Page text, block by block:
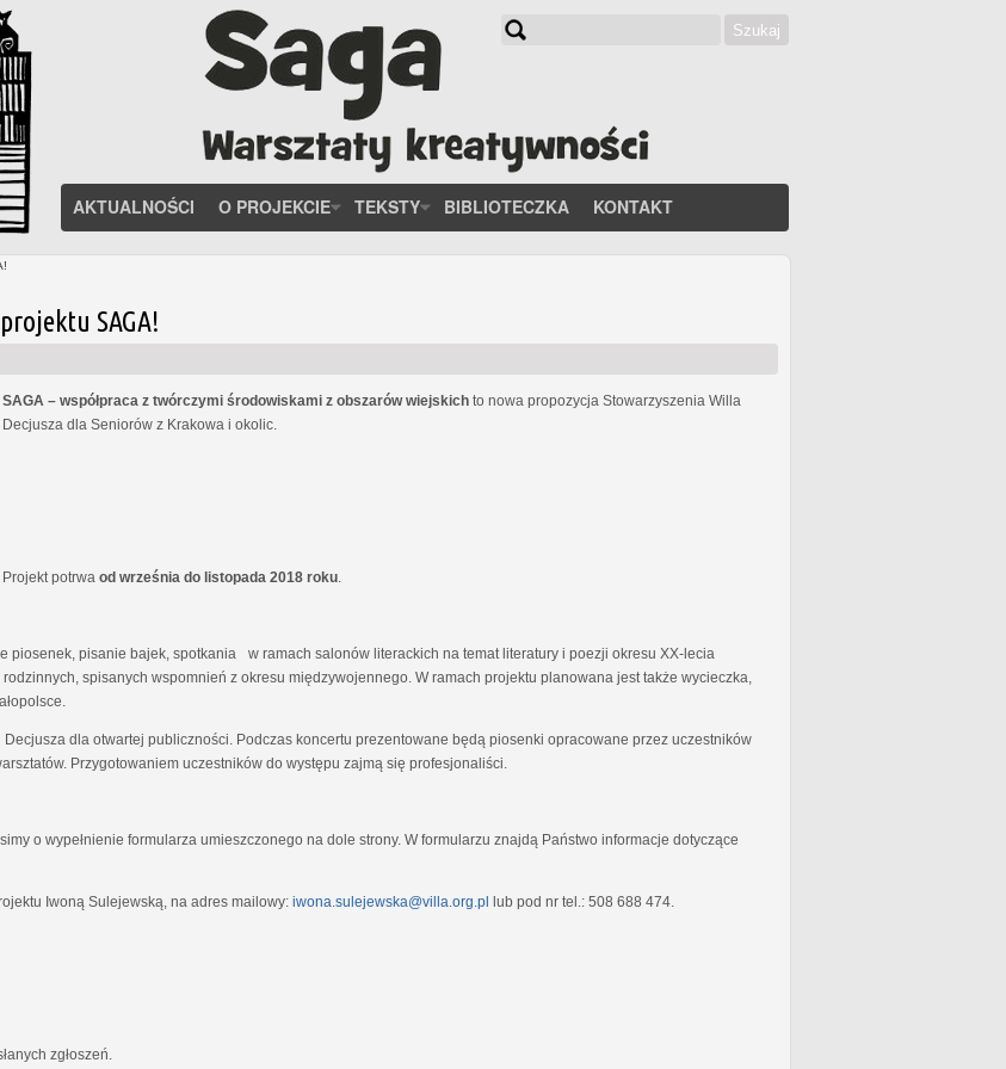
Szukaj
AKTUALNOŚCI O PROJEKCIE TEKSTY BIBLIOTECZKA KONTAKT
SAGA!
SAGA – współpraca z twórczymi środowiskami z obszarów wiejskich to nowa propozycja Stowarzyszenia Willa
Decjusza dla Seniorów z Krakowa i okolic.
Projekt potrwa od września do listopada 2018 roku
piosenek, pisanie bajek, spotkania w ramach salonów literackich na temat literatury i poezji okresu XX-lecia
spisanych wspomnień z okresu międzywojennego. W ramach projektu planowana jest także wycieczka,
dla otwartej publiczności. Podczas koncertu prezentowane będą piosenki opracowane przez uczestników
Przygotowaniem uczestników do występu zajmą się profesjonaliści.
o wypełnienie formularza umieszczonego na dole strony. W formularzu znajdą Państwo informacje dotyczące
Iwoną Sulejewską, na adres mailowy: iwona.sulejewska@villa.org.pl lub pod nr tel.: 508 688 474.
zgłoszeń.